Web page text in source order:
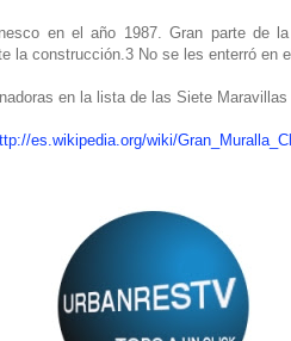
en el año 1987. Gran parte de
la construcción.3 No se les enterró en
en la lista de las Siete
es.wikipedia.org/wiki/